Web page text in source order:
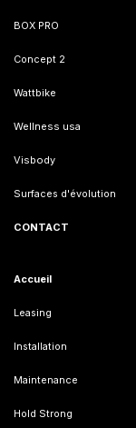
BOX PRO
Concept 2
Wattbike
Wellness usa
Visbody
Surfaces d'évolution
CONTACT
Accueil
Leasing
Installation
Maintenance
Hold Strong